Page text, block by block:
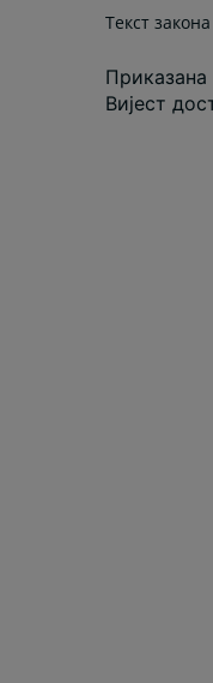
Текст
Приказана
Вијест